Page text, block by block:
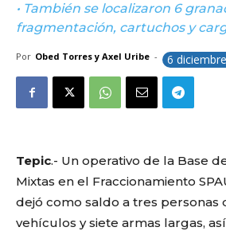
• También se localizaron 6
fragmentación, cartuchos y
Por Obed Torres y Axel Uribe - 6
Tepic.- Un operativo de la Base
Mixtas en el Fraccionamiento
dejó como saldo a tres personas
vehículos y siete armas largas,